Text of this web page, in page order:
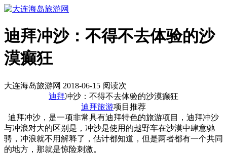
迪拜冲沙：不得不去体验的沙
漠癫狂
大连海岛旅游网 2018-06-15 阅读次
迪拜冲沙：不得不去体验的沙漠癫狂
迪拜旅游项目推荐
迪拜冲沙，是一项非常具有迪拜特色的旅游项目，迪拜冲沙
与冲浪对大的区别是，冲沙是使用的越野车在沙漠中肆意驰
骋，冲浪就不用解释了，估计都知道，但是两者都有一个共同
的地方，那就是惊险刺激。